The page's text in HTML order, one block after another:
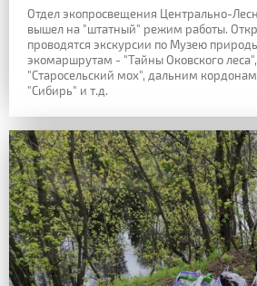
Отдел экопросвещения Центрально-
вышел на "штатный" режим работы.
проводятся экскурсии по Музею
экомаршрутам - "Тайны Оковского
"Старосельский мох", дальним
"Сибирь" и т.д.